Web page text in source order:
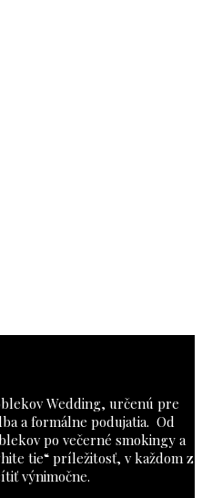
Wedding, určenú pre
a formálne podujatia. Od
po večerné smokingy a
tie“ príležitosť, v každom z
výnimočne.